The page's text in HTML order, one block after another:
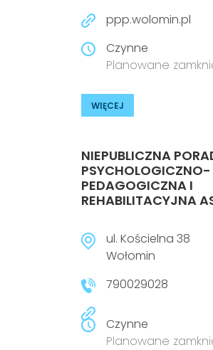
ppp.wolomin.pl
Czynne
Planowane
WIĘCEJ
NIEPUBLICZNA
PSYCHOLOGICZNO-
PEDAGOGICZNA I
REHABILITACYJNA
ul. Kościelna 38
Wołomin
790029028
Czynne
Planowane